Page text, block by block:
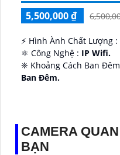
5,500,000 ₫
️⚡ Hình Ành Chất Lượng :
⚛️ Công Nghệ : IP Wifi.
Ban Ðêm.
CAMERA
BẠN